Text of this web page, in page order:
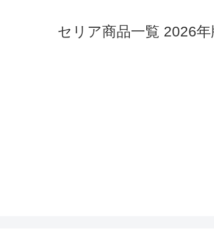
セリア商品一覧 2026年